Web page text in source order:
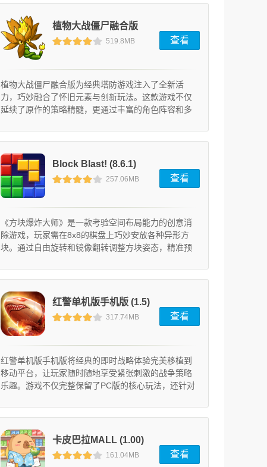
都充满浓郁的历史韵味。植物大战僵尸融合版
(3.5)
519.8MB 查看
植物大战僵尸融合版为经典塔防游戏注入了全新活
力，巧妙融合了怀旧元素与创新玩法。这款游戏不仅
延续了原作的策略精髓，更通过丰富的角色阵容和多
无论你是系列老粉还是初次接触，都能在精心设计的
Block Blast! (8.6.1)
257.06MB 查看
《方块爆炸大师》是一款考验空间布局能力的创意消
除游戏，玩家需在8x8的棋盘上巧妙安放各种异形方
块。通过自由旋转和镜像翻转调整方块姿态，精准预
发连锁反应时，大片区域将被清空，为后续高难度方
红警单机版手机版 (1.5)
317.74MB 查看
红警单机版手机版将经典的即时战略体验完美移植到
移动平台，让玩家随时随地享受紧张刺激的战争策略
乐趣。游戏不仅完整保留了PC版的核心玩法，还针对
盟军阵营，通过资源管理、基地建设和战术指挥来击
玩家带来流畅且沉浸式的游戏体验。无论是重温经典
战役还是挑战自定义对战，这款游戏都能满足战略游
戏爱好者的需求。
卡皮巴拉MALL (1.00)
161.04MB 查看